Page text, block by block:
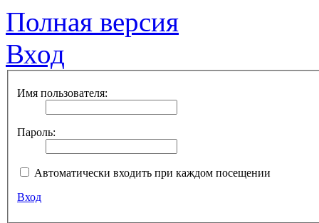
Полная версия
Вход
Имя пользователя:
Пароль:
Автоматически входить при каждом посещении
Вход